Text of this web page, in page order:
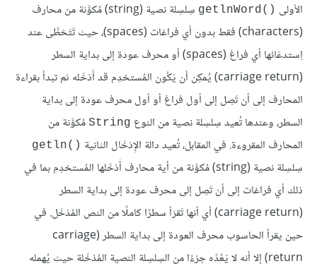
الأولى getlnWord()‎
سِلسِلة نصية (string) مُكوَّنة من محارف
(characters) فقط بدون أي فراغات (spaces)، حيث تَتَخطَّى عند
اِستدعَائها أي فراغ (spaces) أو محرف عودة إلى بداية السطر
(carriage return) يُمكِن أن يَكُون المُستخدِم قد أَدْخَله ثم تبدأ بقراءة
المحارف إلى أن تَصِل إلى أول فراغ أو أول محرف عودة إلى بداية
السطر، وعندها تُعيد سِلسِلة نصية من النوع String مُكوَّنة من
المحارف المقروءة. في المقابل، تُعيد دالة الإِدْخَال الثانية getln()‎
سِلسِلة نصية (string) مُكوَّنة من أية محارف أَدْخَلها المُستخدِم بما في
ذلك أي فراغات إلى أن تَصِل إلى محرف عودة إلى بداية السطر
(carriage return) أي أنها تَقرَأ سطرًا كاملًا من النص المُدْخَل. في
حين يقرأ الحاسوب محرف العودة إلى بداية السطر (carriage
return) إلا أنه لا يَعُدّه جزءًا من السِلسِلة النصية المُدْخَلة حيث يُهمله